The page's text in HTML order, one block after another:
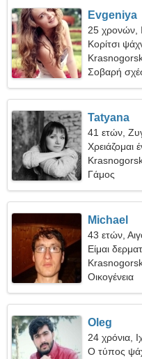
Evgeniya
25 χρονών,
Κορίτσι
Σοβαρή
Tatyana
41 ετών,
Χρειάζομαι
ταξιδέψουμε
Γάμος
Michael
43 ετών,
Είμαι
γυναίκα
Οικογένεια
Oleg
24 χρόνια,
Ο τύπος